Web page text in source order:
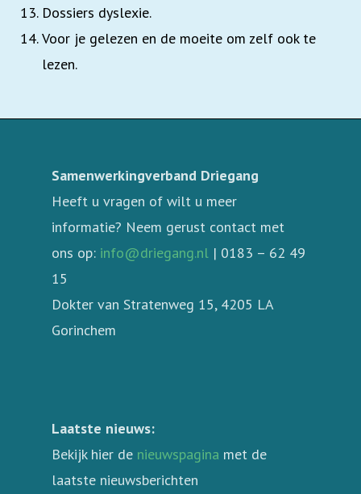
Dossiers dyslexie.
Voor je gelezen en de moeite om zelf ook te
lezen.
Samenwerkingverband Driegang
Heeft u vragen of wilt u meer
informatie? Neem gerust contact met
ons op: info@driegang.nl | 0183 – 62 49
15
Dokter van Stratenweg 15, 4205 LA
Gorinchem
Laatste nieuws:
Bekijk hier de nieuwspagina met de
laatste nieuwsberichten